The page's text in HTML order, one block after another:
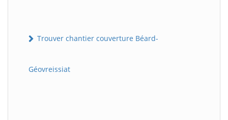
Trouver chantier couverture Béard-
Géovreissiat